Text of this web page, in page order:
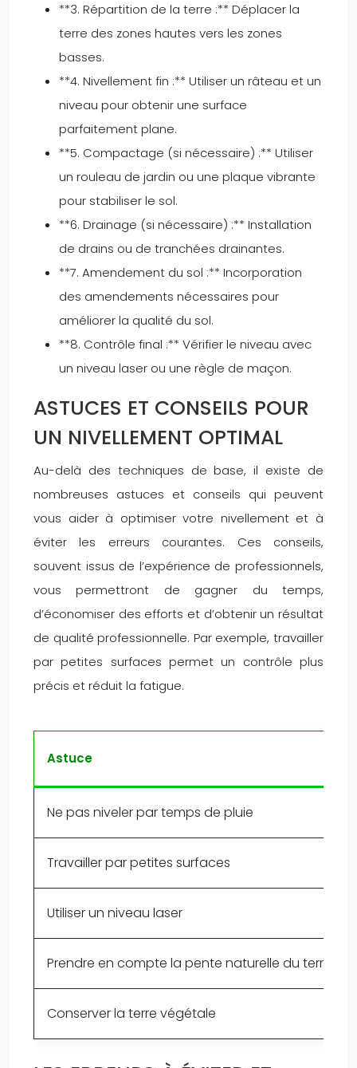
**3. Répartition de la terre :** Déplacer la
terre des zones hautes vers les zones
basses.
**4. Nivellement fin :** Utiliser un râteau et un
niveau pour obtenir une surface
parfaitement plane.
**5. Compactage (si nécessaire) :** Utiliser
un rouleau de jardin ou une plaque vibrante
pour stabiliser le sol.
**6. Drainage (si nécessaire) :** Installation
de drains ou de tranchées drainantes.
**7. Amendement du sol :** Incorporation
des amendements nécessaires pour
améliorer la qualité du sol.
**8. Contrôle final :** Vérifier le niveau avec
un niveau laser ou une règle de maçon.
ASTUCES ET CONSEILS POUR
UN NIVELLEMENT OPTIMAL
Au-delà des techniques de base, il existe de
nombreuses astuces et conseils qui peuvent
vous aider à optimiser votre nivellement et à
éviter les erreurs courantes. Ces conseils,
souvent issus de l’expérience de professionnels,
vous permettront de gagner du temps,
d’économiser des efforts et d’obtenir un résultat
de qualité professionnelle. Par exemple, travailler
par petites surfaces permet un contrôle plus
précis et réduit la fatigue.
Astuce
Ne pas niveler par temps de pluie
Travailler par petites surfaces
Utiliser un niveau laser
Prendre en compte la pente naturelle du terrain
Conserver la terre végétale